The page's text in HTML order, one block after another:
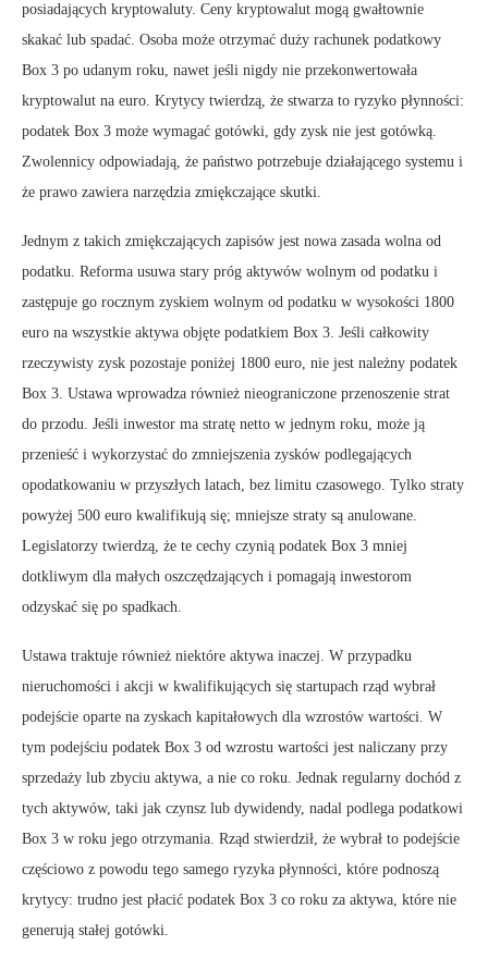
posiadających kryptowaluty. Ceny kryptowalut mogą gwałtownie
skakać lub spadać. Osoba może otrzymać duży rachunek podatkowy
Box 3 po udanym roku, nawet jeśli nigdy nie przekonwertowała
kryptowalut na euro. Krytycy twierdzą, że stwarza to ryzyko płynności:
podatek Box 3 może wymagać gotówki, gdy zysk nie jest gotówką.
Zwolennicy odpowiadają, że państwo potrzebuje działającego systemu i
że prawo zawiera narzędzia zmiękczające skutki.
Jednym z takich zmiękczających zapisów jest nowa zasada wolna od
podatku. Reforma usuwa stary próg aktywów wolnym od podatku i
zastępuje go rocznym zyskiem wolnym od podatku w wysokości 1800
euro na wszystkie aktywa objęte podatkiem Box 3. Jeśli całkowity
rzeczywisty zysk pozostaje poniżej 1800 euro, nie jest należny podatek
Box 3. Ustawa wprowadza również nieograniczone przenoszenie strat
do przodu. Jeśli inwestor ma stratę netto w jednym roku, może ją
przenieść i wykorzystać do zmniejszenia zysków podlegających
opodatkowaniu w przyszłych latach, bez limitu czasowego. Tylko straty
powyżej 500 euro kwalifikują się; mniejsze straty są anulowane.
Legislatorzy twierdzą, że te cechy czynią podatek Box 3 mniej
dotkliwym dla małych oszczędzających i pomagają inwestorom
odzyskać się po spadkach.
Ustawa traktuje również niektóre aktywa inaczej. W przypadku
nieruchomości i akcji w kwalifikujących się startupach rząd wybrał
podejście oparte na zyskach kapitałowych dla wzrostów wartości. W
tym podejściu podatek Box 3 od wzrostu wartości jest naliczany przy
sprzedaży lub zbyciu aktywa, a nie co roku. Jednak regularny dochód z
tych aktywów, taki jak czynsz lub dywidendy, nadal podlega podatkowi
Box 3 w roku jego otrzymania. Rząd stwierdził, że wybrał to podejście
częściowo z powodu tego samego ryzyka płynności, które podnoszą
krytycy: trudno jest płacić podatek Box 3 co roku za aktywa, które nie
generują stałej gotówki.